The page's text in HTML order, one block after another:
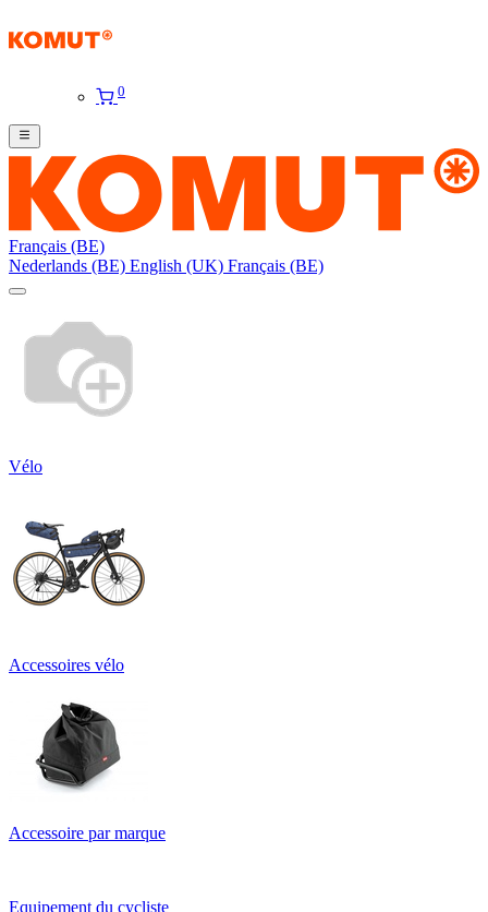
0
Français (BE)
Nederlands (BE) English (UK) Français (BE)
Vélo
Accessoires vélo
Accessoire par marque
Equipement du cycliste